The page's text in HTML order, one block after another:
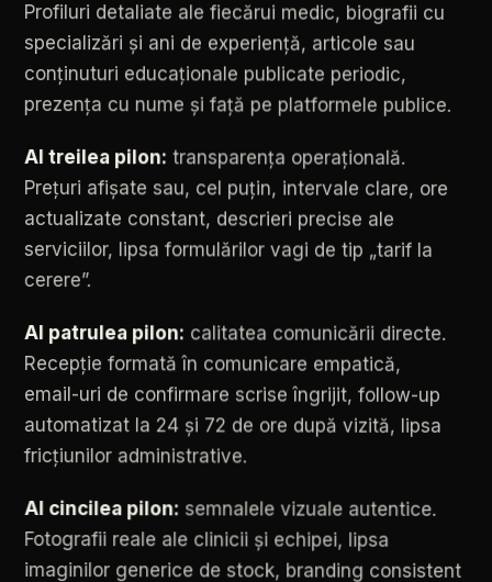
Profiluri detaliate ale fiecărui medic, biografii cu
specializări și ani de experiență, articole sau
conținuturi educaționale publicate periodic,
prezența cu nume și față pe platformele publice.
Al treilea pilon: transparența operațională.
Prețuri afișate sau, cel puțin, intervale clare, ore
actualizate constant, descrieri precise ale
serviciilor, lipsa formulărilor vagi de tip „tarif la
cerere”.
Al patrulea pilon: calitatea comunicării directe.
Recepție formată în comunicare empatică,
email-uri de confirmare scrise îngrijit, follow-up
automatizat la 24 și 72 de ore după vizită, lipsa
fricțiunilor administrative.
Al cincilea pilon: semnalele vizuale autentice.
Fotografii reale ale clinicii și echipei, lipsa
imaginilor generice de stock, branding consistent